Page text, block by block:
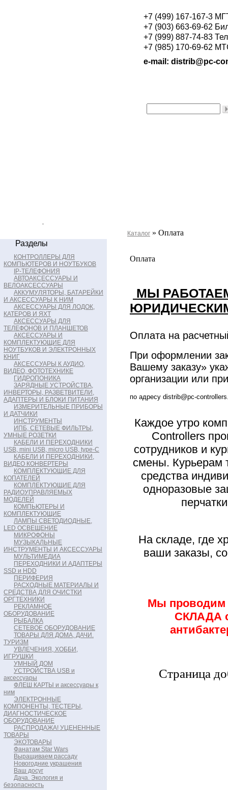
+7 (499) 167-167-3
+7 (903) 663-69-62
+7 (999) 887-74-83
+7 (985) 170-69-62
e-mail: distrib@pc-
Каталог » Оплата
Разделы
КОНТРОЛЛЕРЫ ДЛЯ
КОМПЬЮТЕРОВ И НОУТБУКОВ
IP-ТЕЛЕФОНИЯ
АВТОАКСЕССУАРЫ И
ВЕЛОАКСЕССУАРЫ
АККУМУЛЯТОРЫ, БАТАРЕЙКИ
И АКСЕССУАРЫ К НИМ
АКСЕССУАРЫ ДЛЯ ЛОДОК,
КАТЕРОВ И ЯХТ
АКСЕССУАРЫ ДЛЯ
ТЕЛЕФОНОВ И ПЛАНШЕТОВ
АКСЕССУАРЫ И
КОМПЛЕКТУЮЩИЕ ДЛЯ
НОУТБУКОВ И ЭЛЕКТРОННЫХ
КНИГ
АКСЕССУАРЫ К АУДИО,
ВИДЕО, ФОТОТЕХНИКЕ
ГИДРОПОНИКА
ЗАРЯДНЫЕ УСТРОЙСТВА,
ИНВЕРТОРЫ, РАЗВЕТВИТЕЛИ,
АДАПТЕРЫ И БЛОКИ ПИТАНИЯ
ИЗМЕРИТЕЛЬНЫЕ ПРИБОРЫ
И ДАТЧИКИ
ИНСТРУМЕНТЫ
ИПБ, СЕТЕВЫЕ ФИЛЬТРЫ,
УМНЫЕ РОЗЕТКИ
КАБЕЛИ И ПЕРЕХОДНИКИ
USB, mini USB, micro USB, type-C
КАБЕЛИ И ПЕРЕХОДНИКИ,
ВИДЕО КОНВЕРТЕРЫ
КОМПЛЕКТУЮЩИЕ ДЛЯ
КОПАТЕЛЕЙ
КОМПЛЕКТУЮЩИЕ ДЛЯ
РАДИОУПРАВЛЯЕМЫХ
МОДЕЛЕЙ
КОМПЬЮТЕРЫ И
КОМПЛЕКТУЮЩИЕ
ЛАМПЫ СВЕТОДИОДНЫЕ,
LED ОСВЕЩЕНИЕ
МИКРОФОНЫ
МУЗЫКАЛЬНЫЕ
ИНСТРУМЕНТЫ И АКСЕССУАРЫ
МУЛЬТИМЕДИА
ПЕРЕХОДНИКИ И АДАПТЕРЫ
SSD и HDD
ПЕРИФЕРИЯ
РАСХОДНЫЕ МАТЕРИАЛЫ И
СРЕДСТВА ДЛЯ ОЧИСТКИ
ОРГТЕХНИКИ
РЕКЛАМНОЕ
ОБОРУДОВАНИЕ
РЫБАЛКА
СЕТЕВОЕ ОБОРУДОВАНИЕ
ТОВАРЫ ДЛЯ ДОМА, ДАЧИ.
ТУРИЗМ
УВЛЕЧЕНИЯ, ХОББИ,
ИГРУШКИ
УМНЫЙ ДОМ
УСТРОЙСТВА USB и
аксессуары
ФЛЕШ КАРТЫ и аксессуары к
ним
ЭЛЕКТРОННЫЕ
КОМПОНЕНТЫ, ТЕСТЕРЫ,
ДИАГНОСТИЧЕСКОЕ
ОБОРУДОВАНИЕ
РАСПРОДАЖА! УЦЕНЕННЫЕ
ТОВАРЫ
ЭКОТОВАРЫ
Фанатам Star Wars
Выращиваем рассаду
Новогодние украшения
Ваш досуг
Дача. Экология и
безопасность
Оплата
МЫ
Оплата на
При оформлении
Вашему заказу»
организации или
по адресу distrib@pc-
Каждое утро
Controllers
сотрудников и
смены. Курьерам
средства
одноразовые
На складе, где
ваши заказы,
Мы проводим
СКЛАДА
Страница